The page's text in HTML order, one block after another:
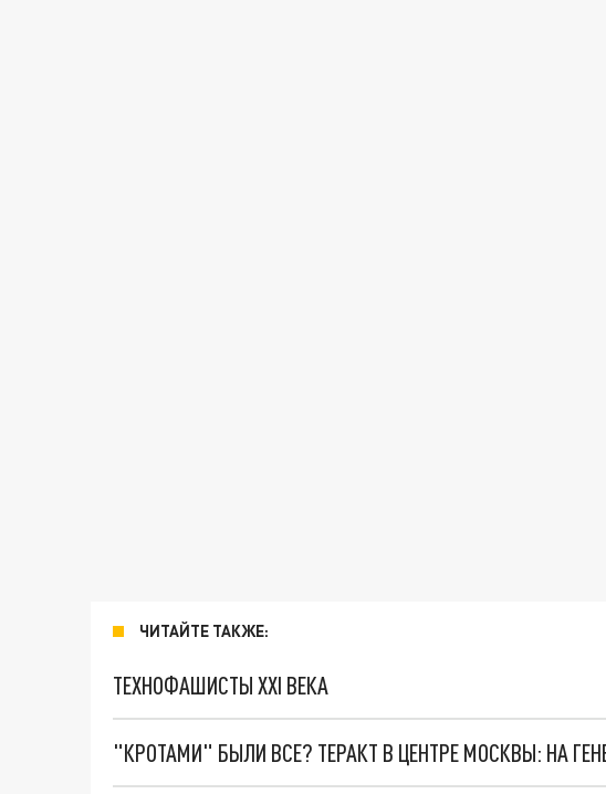
ЧИТАЙТЕ ТАКЖЕ:
ТЕХНОФАШИСТЫ XXI ВЕКА
"КРОТАМИ" БЫЛИ ВСЕ? ТЕРАКТ В ЦЕНТРЕ МОСКВЫ: НА